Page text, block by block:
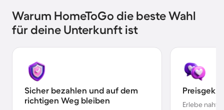
Warum HomeToGo die beste Wahl
für deine Unterkunft ist
Sicher bezahlen und auf dem
richtigen Weg bleiben
Erlebe